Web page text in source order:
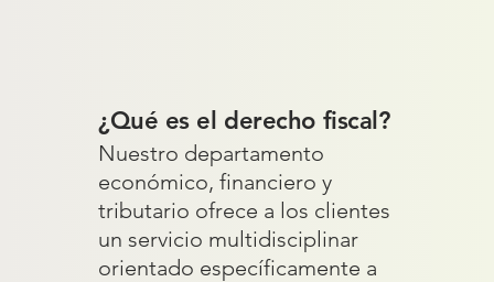
¿Qué es el derecho fiscal?
Nuestro departamento
económico, financiero y
tributario ofrece a los clientes
un servicio multidisciplinar
orientado específicamente a